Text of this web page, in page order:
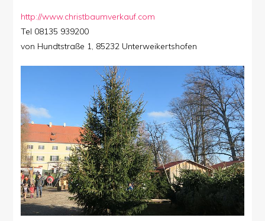
http://www.christbaumverkauf.com
Tel 08135 939200
von Hundtstraße 1, 85232 Unterweikertshofen